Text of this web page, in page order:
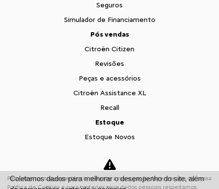
Seguros
Simulador de Financiamento
Pós vendas
Citroën Citizen
Revisões
Peças e acessórios
Citroën Assistance XL
Recall
Estoque
Estoque Novos
Fale conosco
Sobre nós
Para otimizar sua experiência durante a navegação, fazemos uso de nossa
Política de Cookies e para proteger seus dados pessoais respeitamos
Coletamos dados para melhorar o desempenho do site, além